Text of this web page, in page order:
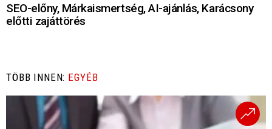
SEO-előny, Márkaismertség, AI-ajánlás, Karácsony
előtti zajáttörés
TÖBB INNEN: EGYÉB